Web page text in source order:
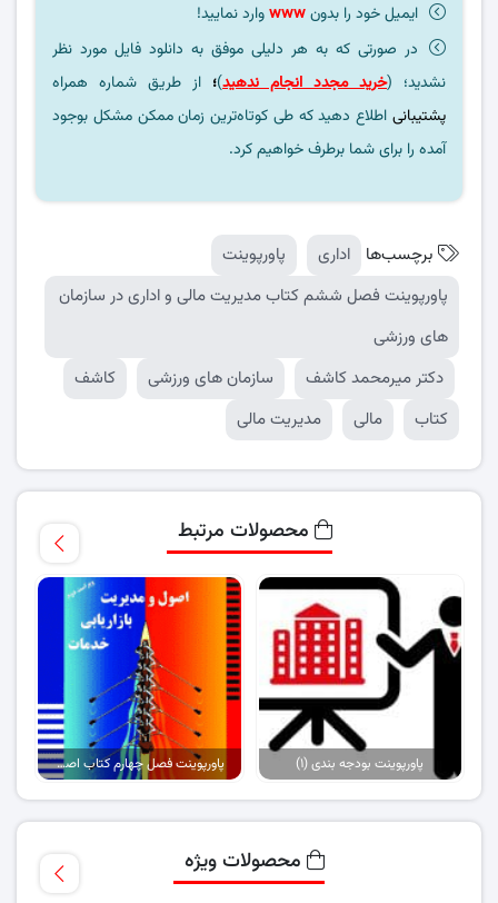
ایمیل خود را بدونwwwوارد نمایید!
در صورتی که به هر دلیلی موفق به دانلود فایل مورد نظر
نشدید؛ (خرید مجدد انجام ندهید)؛ از طریق شماره همراه
پشتیبانی اطلاع دهید که طی کوتاه‌ترین زمان ممکن مشکل بوجود
آمده را برای شما برطرف خواهیم کرد.
برچسب‌ها اداری
پاورپوینت
پاورپوینت فصل ششم کتاب مدیریت مالی و اداری در سازمان
های ورزشی
دکتر میرمحمد کاشف
سازمان های ورزشی
کاشف
کتاب
مالی مدیریت مالی
محصولات مرتبط
پاورپوینت بودجه بندی (۱) پاورپوینت فصل چهارم کتاب اصول بازاریابی و خدمات (نسخه ۱)
محصولات ویژه